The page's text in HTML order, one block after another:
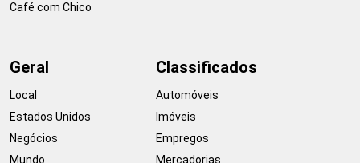
Café com Chico
Geral
Local
Estados Unidos
Negócios
Mundo
Classificados
Automóveis
Imóveis
Empregos
Mercadorias